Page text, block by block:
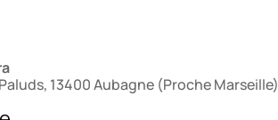
13400 Aubagne (Proche Marseille)